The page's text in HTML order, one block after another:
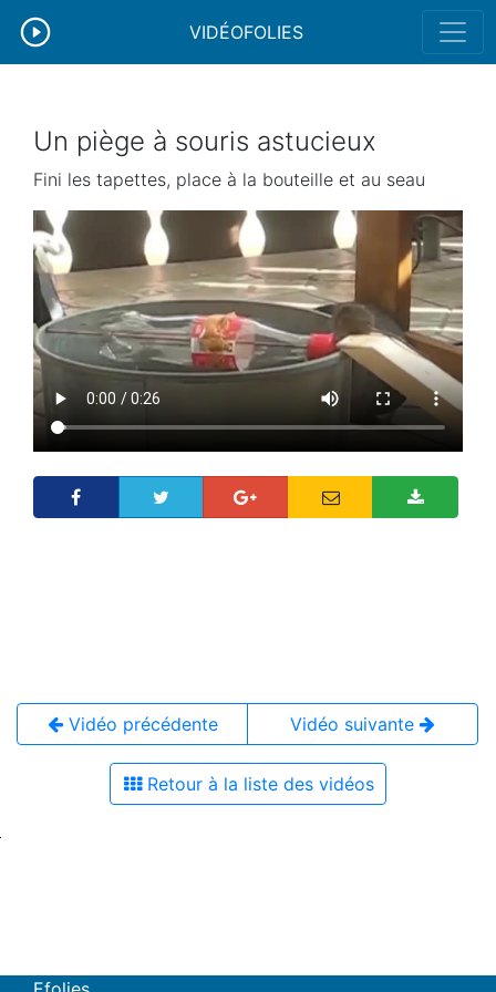
VIDÉOFOLIES
Un piège à souris astucieux
Fini les tapettes, place à la bouteille et au seau
Vidéo précédente Vidéo suivante
Retour à la liste des vidéos